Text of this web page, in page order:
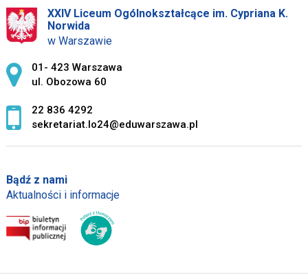
XXIV Liceum Ogólnokształcące im. Cypriana K.
Norwida
w Warszawie
Adres pocztowy:
01- 423 Warszawa
ul. Obozowa 60
22 836 4292
sekretariat.lo24@eduwarszawa.pl
Bądź z nami
Aktualności i informacje